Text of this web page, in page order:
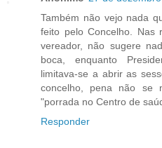
Também não vejo nada
feito pelo Concelho. Nas
vereador, não sugere
boca, enquanto
limitava-se a abrir as
concelho, pena não se
"porrada no Centro de
Responder